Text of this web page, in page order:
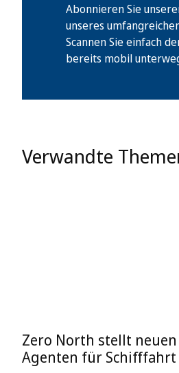
Abonnieren Sie
unseres
Scannen Sie einfach
bereits mobil
Verwandte
Zero North stellt neuen
Agenten für